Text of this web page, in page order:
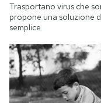
Trasportano virus che
propone una soluzione
semplice